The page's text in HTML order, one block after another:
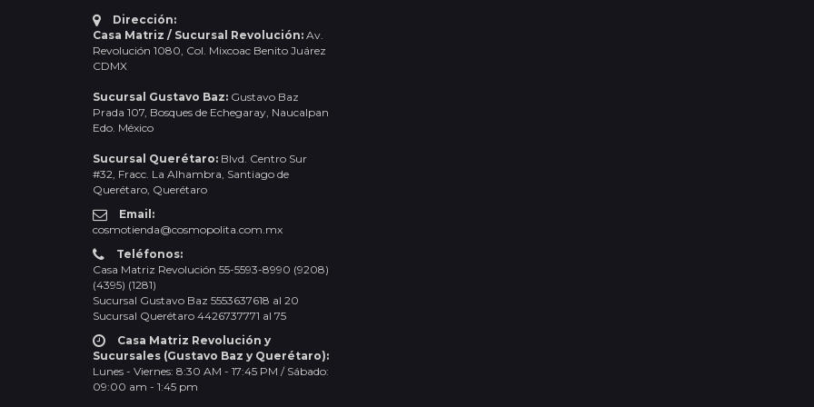
Dirección:
Casa Matriz / Sucursal Revolución: Av.
Revolución 1080, Col. Mixcoac Benito Juárez
CDMX
Sucursal Gustavo Baz: Gustavo Baz
Prada 107, Bosques de Echegaray, Naucalpan
Edo. México
Sucursal Querétaro: Blvd. Centro Sur
#32, Fracc. La Alhambra, Santiago de
Querétaro, Querétaro
Email:
cosmotienda@cosmopolita.com.mx
Teléfonos:
Casa Matriz Revolución 55-5593-8990 (9208)
(4395) (1281)
Sucursal Gustavo Baz 5553637618 al 20
Sucursal Querétaro 4426737771 al 75
Casa Matriz Revolución y
Sucursales (Gustavo Baz y Querétaro):
Lunes - Viernes: 8:30 AM - 17:45 PM / Sábado:
09:00 am - 1:45 pm